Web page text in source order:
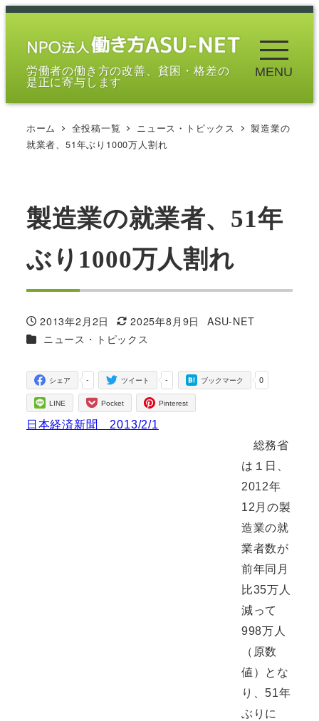
メ
労働者の働き方の改善、貧困・格差の
是正に寄与します
MENU
ホーム 全投稿一覧 ニュース・トピックス
製造業の
就業者、51年ぶり1000万人割れ
製造業の就業者、51年
ぶり1000万人割れ
投稿日
2013年2月2日
更新日
2025年8月9日
著
ASU-NET
カテゴリー
ニュース・トピックス
-
シェア -
ツイート 0
ブックマーク
LINE Pocket Pinterest
日本経済新聞 2013/2/1
総務省
は１日、
2012年
12月の製
造業の就
業者数が
前年同月
比35万人
減って
998万人
（原数
値）とな
り、51年
ぶりに